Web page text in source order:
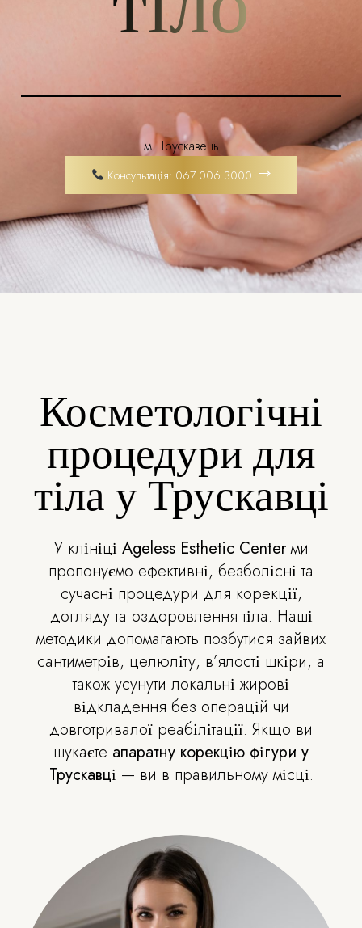
м. Трускавець
Консультація: 067 006 3000
Косметологічні
процедури для
тіла у Трускавці
У клініці Ageless Esthetic Centerми
пропонуємо ефективні, безболісні та
сучасні процедури для корекції,
догляду та оздоровлення тіла. Наші
методики допомагають позбутися зайвих
сантиметрів, целюліту, в’ялості шкіри, а
також усунути локальні жирові
відкладення без операцій чи
довготривалої реабілітації. Якщо ви
шукаєте апаратну корекцію фігури у
Трускавці — ви в правильному місці.